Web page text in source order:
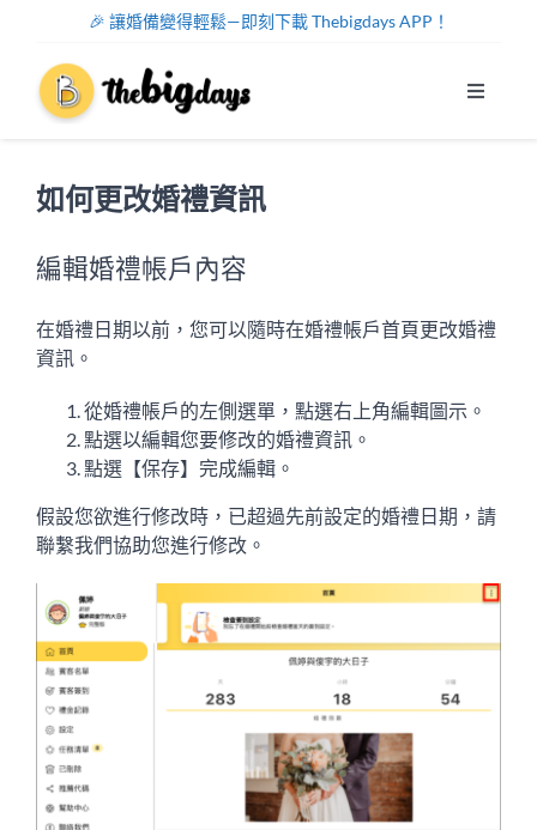
content
🎉 讓婚備變得輕鬆—即刻下載 Thebigdays APP！
Toggle
註冊/登入
中文
如何更改婚禮資訊
編輯婚禮帳戶內容
在婚禮日期以前，您可以隨時在婚禮帳戶首頁更改婚禮
資訊。
從婚禮帳戶的左側選單，點選右上角編輯圖示。
點選以編輯您要修改的婚禮資訊。
點選【保存】 完成編輯 。
假設您欲進行修改時，已超過先前設定的婚禮日期，請
聯繫我們協助您進行修改。